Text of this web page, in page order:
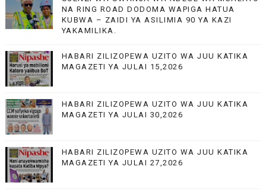
NA RING ROAD DODOMA WAPIGA HATUA
KUBWA – ZAIDI YA ASILIMIA 90 YA KAZI
YAKAMILIKA.
HABARI ZILIZOPEWA UZITO WA JUU KATIKA
MAGAZETI YA JULAI 15,2026
HABARI ZILIZOPEWA UZITO WA JUU KATIKA
MAGAZETI YA JULAI 30,2026
HABARI ZILIZOPEWA UZITO WA JUU KATIKA
MAGAZETI YA JULAI 27,2026